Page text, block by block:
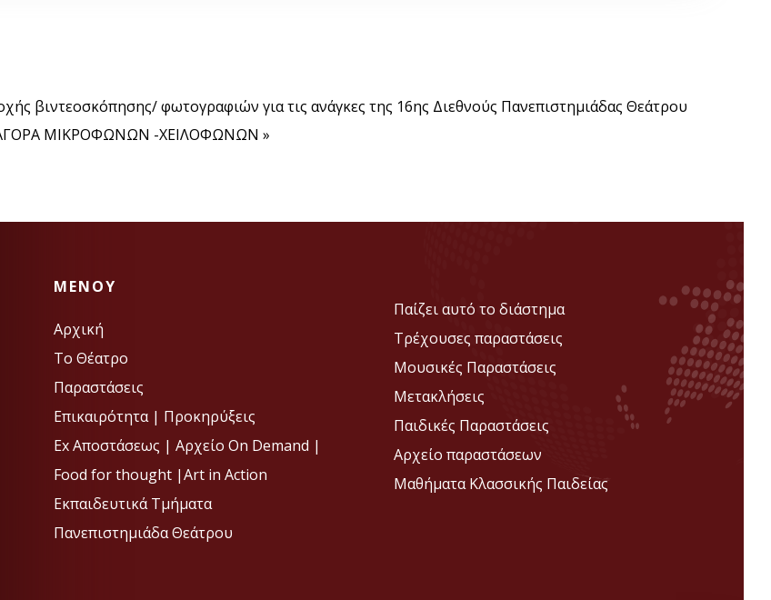
βιντεοσκόπησης/ φωτογραφιών για τις ανάγκες της 16ης Διεθνούς Πανεπιστημιάδας Θεάτρου
ΜΙΚΡΟΦΩΝΩΝ -ΧΕΙΛΟΦΩΝΩΝ »
MENOY
Αρχική
Το Θέατρο
Παραστάσεις
Επικαιρότητα | Προκηρύξεις
Ex Αποστάσεως | Αρχείο On Demand |
Food for thought |Art in Action
Εκπαιδευτικά Τμήματα
Πανεπιστημιάδα Θεάτρου
Παίζει αυτό το διάστημα
Τρέχουσες παραστάσεις
Μουσικές Παραστάσεις
Μετακλήσεις
Παιδικές Παραστάσεις
Αρχείο παραστάσεων
Μαθήματα Κλασσικής Παιδείας